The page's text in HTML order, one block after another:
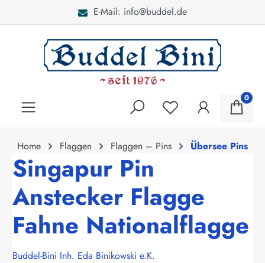
E-Mail: info@buddel.de
0
Home Flaggen Flaggen – Pins Übersee Pins
Singapur Pin
Anstecker Flagge
Fahne Nationalflagge
Buddel-Bini Inh. Eda Binikowski e.K.